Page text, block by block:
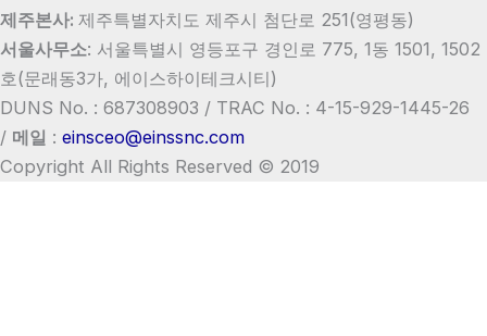
제주본사: 제주특별자치도 제주시 첨단로 251(영평동)
서울사무소: 서울특별시 영등포구 경인로 775, 1동 1501, 1502
호(문래동3가, 에이스하이테크시티)
DUNS No. : 687308903 / TRAC No. : 4-15-929-1445-26
/ 메일 : einsceo@einssnc.com
Copyright All Rights Reserved © 2019